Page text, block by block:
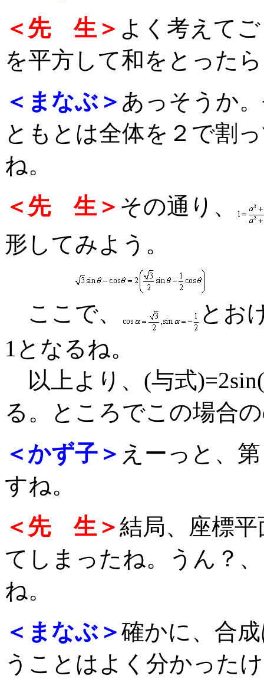
＜先 生＞ よく考えて
を平方して和をとった
＜まなぶ＞ あっそうか
ともとは全体を２で割
ね。
＜先 生＞ その通り、
形してみよう。
ここで、
とお
1となるね。
以上より、(与式
る。ところでこの場合
＜かず子＞ えーっと、
すね。
＜先 生＞結局、座標
てしまったね。うん？
ね。
＜まなぶ＞確かに、合
うことはよく分かった